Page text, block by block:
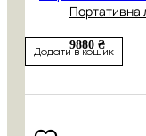
Портативна
9880 ₴
Додати в кошик